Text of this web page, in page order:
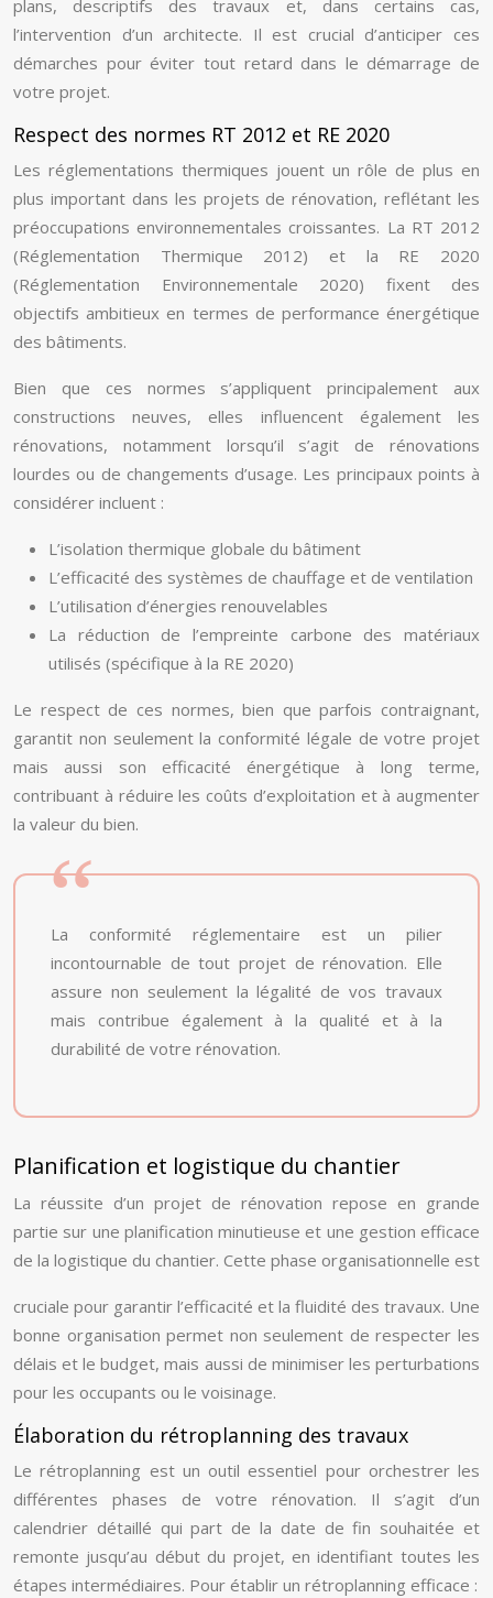
plans, descriptifs des travaux et, dans certains cas,
l’intervention d’un architecte. Il est crucial d’anticiper ces
démarches pour éviter tout retard dans le démarrage de
votre projet.
Respect des normes RT 2012 et RE 2020
Les réglementations thermiques jouent un rôle de plus en
plus important dans les projets de rénovation, reflétant les
préoccupations environnementales croissantes. La RT 2012
(Réglementation Thermique 2012) et la RE 2020
(Réglementation Environnementale 2020) fixent des
objectifs ambitieux en termes de performance énergétique
des bâtiments.
Bien que ces normes s’appliquent principalement aux
constructions neuves, elles influencent également les
rénovations, notamment lorsqu’il s’agit de rénovations
lourdes ou de changements d’usage. Les principaux points à
considérer incluent :
L’isolation thermique globale du bâtiment
L’efficacité des systèmes de chauffage et de ventilation
L’utilisation d’énergies renouvelables
La réduction de l’empreinte carbone des matériaux
utilisés (spécifique à la RE 2020)
Le respect de ces normes, bien que parfois contraignant,
garantit non seulement la conformité légale de votre projet
mais aussi son efficacité énergétique à long terme,
contribuant à réduire les coûts d’exploitation et à augmenter
la valeur du bien.
La conformité réglementaire est un pilier
incontournable de tout projet de rénovation. Elle
assure non seulement la légalité de vos travaux
mais contribue également à la qualité et à la
durabilité de votre rénovation.
Planification et logistique du chantier
La réussite d’un projet de rénovation repose en grande
partie sur une planification minutieuse et une gestion efficace
de la logistique du chantier. Cette phase organisationnelle est
cruciale pour garantir l’efficacité et la fluidité des travaux. Une
bonne organisation permet non seulement de respecter les
délais et le budget, mais aussi de minimiser les perturbations
pour les occupants ou le voisinage.
Élaboration du rétroplanning des travaux
Le rétroplanning est un outil essentiel pour orchestrer les
différentes phases de votre rénovation. Il s’agit d’un
calendrier détaillé qui part de la date de fin souhaitée et
remonte jusqu’au début du projet, en identifiant toutes les
étapes intermédiaires. Pour établir un rétroplanning efficace :